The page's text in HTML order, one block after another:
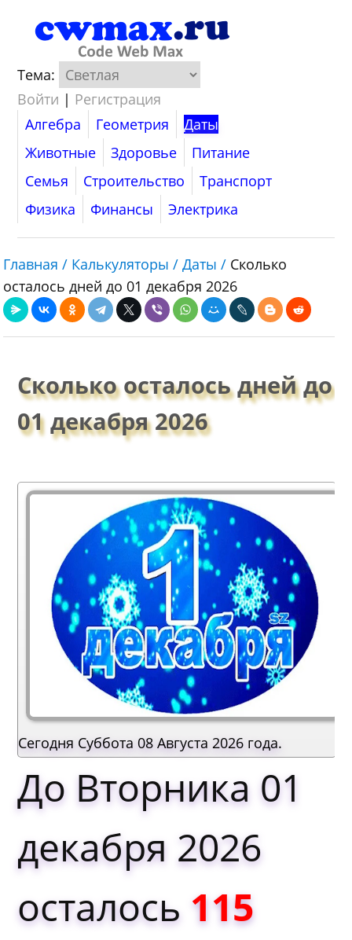
Тема:
Войти | Регистрация
Алгебра
Геометрия
Даты
Животные
Здоровье
Питание
Семья
Строительство
Транспорт
Физика
Финансы Электрика
Главная / Калькуляторы /Даты / Сколько
осталось дней до 01 декабря 2026
Сколько осталось дней до
01 декабря 2026
Сегодня Суббота 08 Августа 2026 года.
До Вторника 01
декабря 2026
осталось 115